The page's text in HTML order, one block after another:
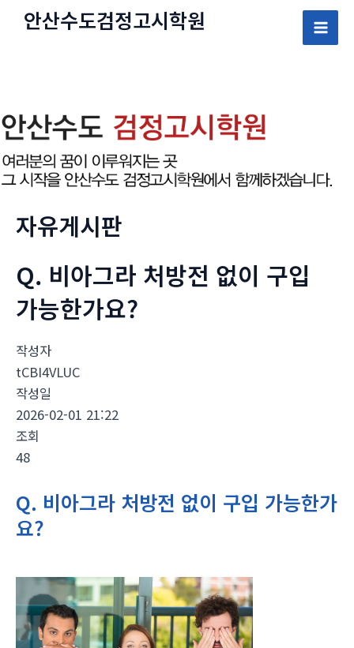
너
뛰
기
안산수도검정고시학원
Main
자유게시판
Q. 비아그라 처방전 없이 구입
가능한가요?
작성자
tCBI4VLUC
작성일
2026-02-01 21:22
조회
48
Q. 비아그라 처방전 없이 구입 가능한가
요?